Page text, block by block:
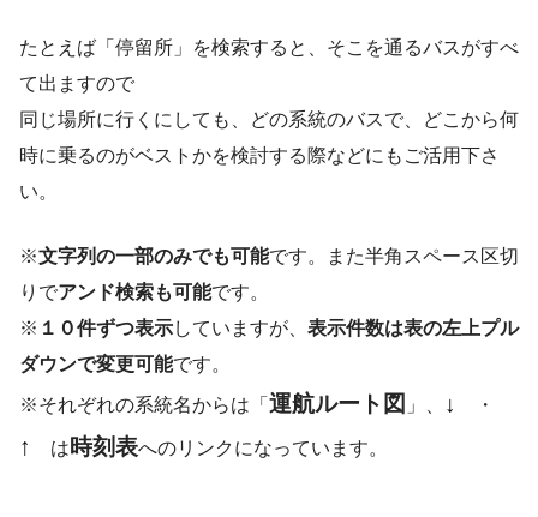
たとえば「停留所」を検索すると、そこを通るバスがすべ
て出ますので
同じ場所に行くにしても、どの系統のバスで、どこから何
時に乗るのがベストかを検討する際などにもご活用下さ
い。
※文字列の一部のみでも可能です。また半角スペース区切
りでアンド検索も可能です。
※ １０件ずつ表示していますが、 表示件数は表の左上プル
ダウンで変更可能です。
※それぞれの系統名からは「 運航ルート図 」、 ↓ ・
↑ は時刻表へのリンクになっています。